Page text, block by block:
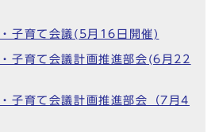
子育て会議(5月16日開催)
子育て会議計画推進部会(6月22
子育て会議計画推進部会（7月4